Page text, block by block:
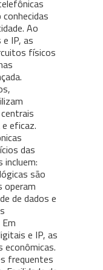
Ao
IP, as
físicos
eficaz.
das
são
operam
de dados e
e IP, as
econômicas.
frequentes